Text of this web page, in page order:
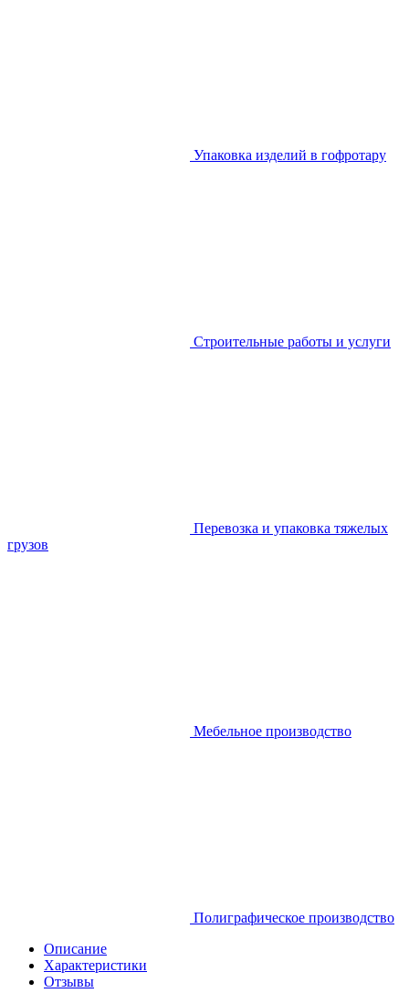
Упаковка изделий в гофротару
Строительные работы и услуги
Перевозка и упаковка тяжелых
грузов
Мебельное производство
Полиграфическое производство
Описание
Характеристики
Отзывы